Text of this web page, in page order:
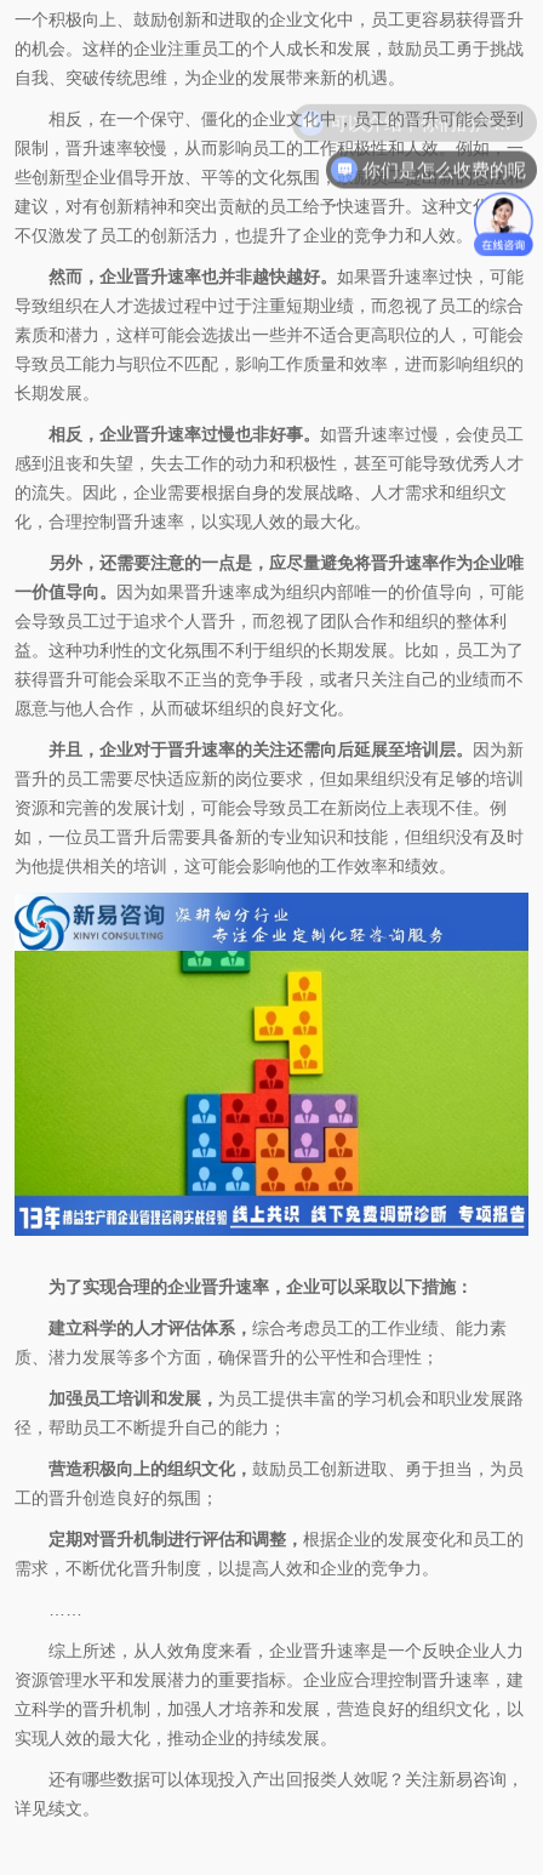
一个积极向上、鼓励创新和进取的企业文化中，员工更容易获得晋升
的机会。这样的企业注重员工的个人成长和发展，鼓励员工勇于挑战
自我、突破传统思维，为企业的发展带来新的机遇。
相反，在一个保守、僵化的企业文化中，员工的晋升可能会受到
限制，晋升速率较慢，从而影响员工的工作积极性和人效。例如，一
些创新型企业倡导开放、平等的文化氛围，鼓励员工提出新的想法和
建议，对有创新精神和突出贡献的员工给予快速晋升。这种文化氛围
不仅激发了员工的创新活力，也提升了企业的竞争力和人效。
然而，企业晋升速率也并非越快越好。 如果晋升速率过快，可能
导致组织在人才选拔过程中过于注重短期业绩，而忽视了员工的综合
素质和潜力，这样可能会选拔出一些并不适合更高职位的人，可能会
导致员工能力与职位不匹配，影响工作质量和效率，进而影响组织的
长期发展。
相反，企业晋升速率过慢也非好事。 如晋升速率过慢，会使员工
感到沮丧和失望，失去工作的动力和积极性，甚至可能导致优秀人才
的流失。因此，企业需要根据自身的发展战略、人才需求和组织文
化，合理控制晋升速率，以实现人效的最大化。
另外，还需要注意的一点是，应尽量避免将晋升速率作为企业唯
一价值导向。
因为如果晋升速率成为组织内部唯一的价值导向，可能
会导致员工过于追求个人晋升，而忽视了团队合作和组织的整体利
益。这种功利性的文化氛围不利于组织的长期发展。比如，员工为了
获得晋升可能会采取不正当的竞争手段，或者只关注自己的业绩而不
愿意与他人合作，从而破坏组织的良好文化。
并且，企业对于晋升速率的关注还需向后延展至培训层。
因为新
晋升的员工需要尽快适应新的岗位要求，但如果组织没有足够的培训
资源和完善的发展计划，可能会导致员工在新岗位上表现不佳。例
如，一位员工晋升后需要具备新的专业知识和技能，但组织没有及时
为他提供相关的培训，这可能会影响他的工作效率和绩效。
为了实现合理的企业晋升速率，企业可以采取以下措施：
建立科学的人才评估体系， 综合考虑员工的工作业绩、能力素
质、潜力发展等多个方面，确保晋升的公平性和合理性；
加强员工培训和发展， 为员工提供丰富的学习机会和职业发展路
径，帮助员工不断提升自己的能力；
营造积极向上的组织文化， 鼓励员工创新进取、勇于担当，为员
工的晋升创造良好的氛围；
定期对晋升机制进行评估和调整， 根据企业的发展变化和员工的
需求，不断优化晋升制度，以提高人效和企业的竞争力。
综上所述，从人效角度来看，企业晋升速率是一个反映企业人力
资源管理水平和发展潜力的重要指标。企业应合理控制晋升速率，建
立科学的晋升机制，加强人才培养和发展，营造良好的组织文化，以
实现人效的最大化，推动企业的持续发展。
还有哪些数据可以体现投入产出回报类人效呢？关注新易咨询，
详见续文。
你们是怎么收费的呢